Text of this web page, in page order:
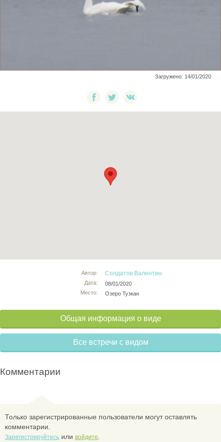
Загружено: 14/01/2020
Автор:
Дата:
Место:
Солдатов Валентин
08/01/2020
Озеро Тузкан
Общая информация о виде
Все встречи с видом
Комментарии
Только зарегистрированные пользователи могут оставлять
комментарии.
Зарегистрируйтесь или войдите